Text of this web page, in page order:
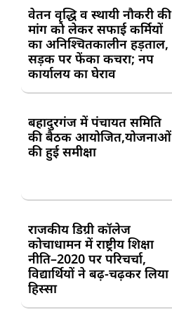
वेतन वृद्धि व स्थायी नौकरी की
मांग को लेकर सफाई कर्मियों
का अनिश्चितकालीन हड़ताल,
सड़क पर फेंका कचरा; नप
कार्यालय का घेराव
बहादुरगंज में पंचायत समिति
की बैठक आयोजित,योजनाओं
की हुई समीक्षा
राजकीय डिग्री कॉलेज
कोचाधामन में राष्ट्रीय शिक्षा
नीति–2020 पर परिचर्चा,
विद्यार्थियों ने बढ़-चढ़कर लिया
हिस्सा